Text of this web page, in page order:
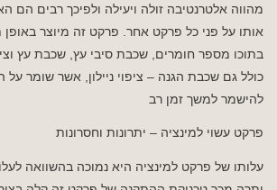
מהווה אלטרנטיבה זולה ויעילה ולפיכך רבים הם
אותו על פני כל פרקט אחר. פרקט זה מיוצר באופן
בתוכו מספר חומרים, שכבת סיבי עץ, שכבת עץ
כולל גם שכבת הגנה – ציפוי ניילון, אשר שומר
להישמר למשך זמן רב
פרקט עשוי למינציה – יתרונות וחסרונות
עלותו של פרקט למינציה היא נמוכה בהשוואה